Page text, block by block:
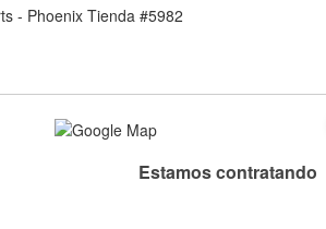
- Phoenix Tienda #5982
Estamos contratando